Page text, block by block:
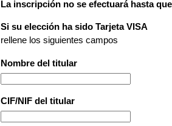
La inscripción no se efectuará hasta
Si su elección ha sido Tarjeta VISA
rellene los siguientes campos
Nombre del titular
CIF/NIF del titular